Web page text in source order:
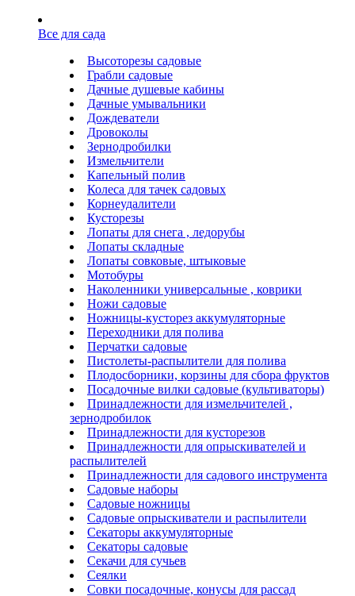
Все для сада
Высоторезы садовые
Грабли садовые
Дачные душевые кабины
Дачные умывальники
Дождеватели
Дровоколы
Зернодробилки
Измельчители
Капельный полив
Колеса для тачек садовых
Корнеудалители
Кусторезы
Лопаты для снега , ледорубы
Лопаты складные
Лопаты совковые, штыковые
Мотобуры
Наколенники универсальные , коврики
Ножи садовые
Ножницы-кусторез аккумуляторные
Переходники для полива
Перчатки садовые
Пистолеты-распылители для полива
Плодосборники, корзины для сбора фруктов
Посадочные вилки садовые (культиваторы)
Принадлежности для измельчителей ,
зернодробилок
Принадлежности для кусторезов
Принадлежности для опрыскивателей и
распылителей
Принадлежности для садового инструмента
Садовые наборы
Садовые ножницы
Садовые опрыскиватели и распылители
Секаторы аккумуляторные
Секаторы садовые
Секачи для сучьев
Сеялки
Совки посадочные, конусы для рассад